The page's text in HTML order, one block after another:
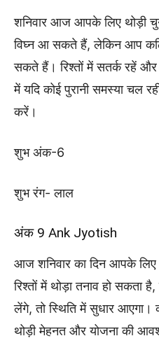
शनिवार आज आपके लिए थोड़ी
विघ्न आ सकते हैं, लेकिन आप
सकते हैं। रिश्तों में सतर्क रहें
में यदि कोई पुरानी समस्या चल
करें।
शुभ अंक-6
शुभ रंग- लाल
अंक 9 Ank Jyotish
आज शनिवार का दिन आपके लिए
रिश्तों में थोड़ा तनाव हो
लेंगे, तो स्थिति में सुधार आएगा।
थोड़ी मेहनत और योजना की